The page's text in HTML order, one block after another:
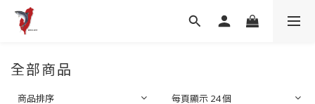
全部商品
商品排序 每頁顯示 24 個